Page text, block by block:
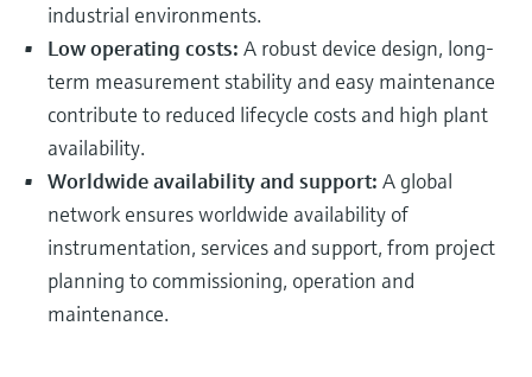
industrial environments.
Low operating costs: A robust device design, long-
term measurement stability and easy maintenance
contribute to reduced lifecycle costs and high plant
availability.
Worldwide availability and support: A global
network ensures worldwide availability of
instrumentation, services and support, from project
planning to commissioning, operation and
maintenance.